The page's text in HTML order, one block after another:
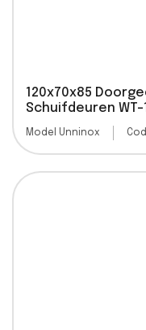
120x70x85
Schuifdeuren WT-
Model Unninox